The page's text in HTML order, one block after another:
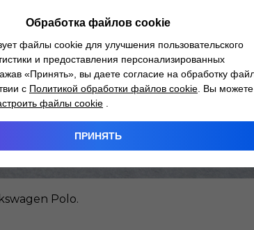
Polo.
Обработка файлов cookie
файлы cookie для улучшения пользовательского
и предоставления персонализированных
«Принять», вы даете согласие на обработку
с Политикой обработки файлов cookie . Вы можете
файлы cookie
ПРИНЯТЬ